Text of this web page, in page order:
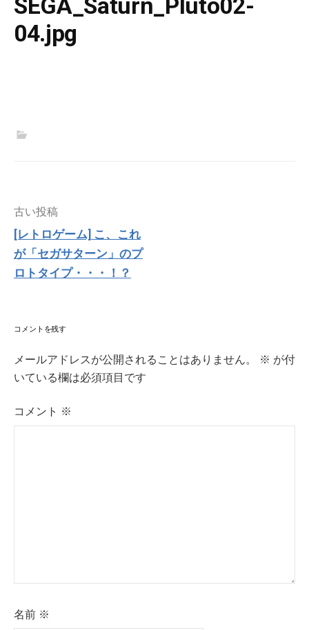
SEGA_Saturn_Pluto02-
04.jpg
投
ナ
ビ
ゲ
ン
古い投稿
[レトロゲーム] こ、これ
が「セガサターン」のプ
ロトタイプ・・・！？
コメントを残す
メールアドレスが公開されることはありません。 ※ が付
いている欄は必須項目です
コメント ※
名前 ※